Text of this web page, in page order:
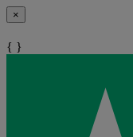
×
{ }